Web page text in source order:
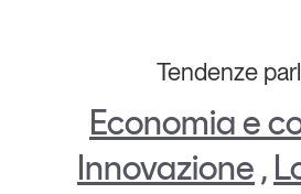
Tendenze
Economia e
Innovazione ,